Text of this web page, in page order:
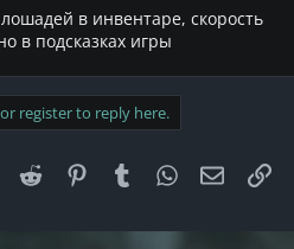
в инвентаре, скорость
в подсказках игры
register to reply here.
LinkedInReddit PinterestTumblrWhatsApp
Email